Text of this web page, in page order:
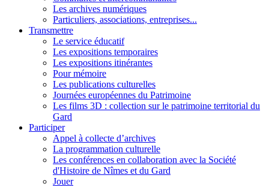
Les archives numériques
Particuliers, associations, entreprises...
Transmettre
Le service éducatif
Les expositions temporaires
Les expositions itinérantes
Pour mémoire
Les publications culturelles
Journées européennes du Patrimoine
Les films 3D : collection sur le patrimoine territorial du
Gard
Participer
Appel à collecte d’archives
La programmation culturelle
Les conférences en collaboration avec la Société
d'Histoire de Nîmes et du Gard
Jouer